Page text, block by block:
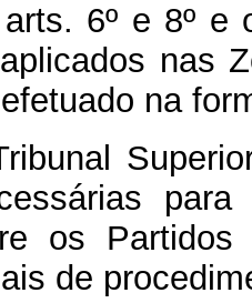
6º e 8º e
nas
na
os
de